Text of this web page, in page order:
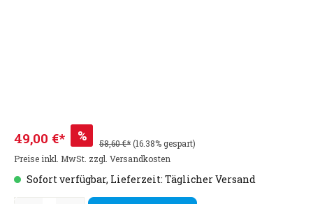
49,00 €* % 58,60 €*(16.38% gespart)
Preise inkl. MwSt. zzgl. Versandkosten
Sofort verfügbar, Lieferzeit: Täglicher Versand